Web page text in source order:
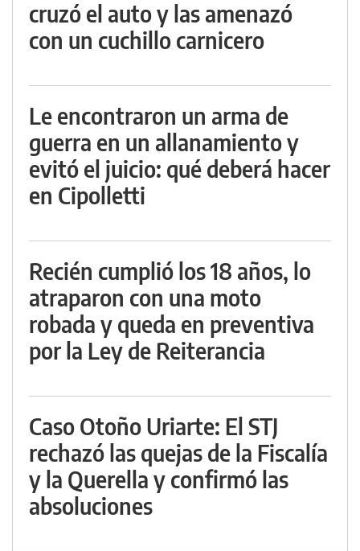
cruzó el auto y las amenazó
con un cuchillo carnicero
Le encontraron un arma de
guerra en un allanamiento y
evitó el juicio: qué deberá hacer
en Cipolletti
Recién cumplió los 18 años, lo
atraparon con una moto
robada y queda en preventiva
por la Ley de Reiterancia
Caso Otoño Uriarte: El STJ
rechazó las quejas de la Fiscalía
y la Querella y confirmó las
absoluciones